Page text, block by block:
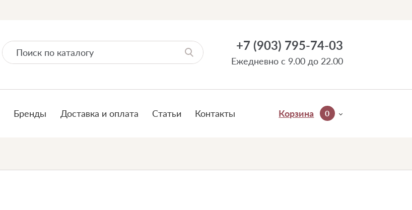
+7 (903) 795-74-03
Ежедневно с 9.00 до 22.00
Бренды Доставка и оплата Статьи Контакты Корзина 0